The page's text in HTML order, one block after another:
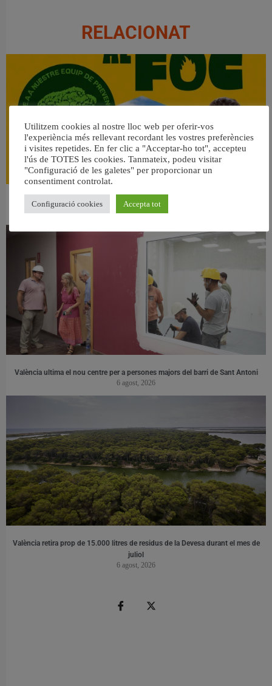
RELACIONAT
👀 Una mirada atenta puede marcar la diferencia.
31 juliol, 2026
València ultima el nou centre per a persones majors del barri de Sant Antoni
6 agost, 2026
València retira prop de 15.000 litres de residus de la Devesa durant el mes de
juliol
6 agost, 2026
Utilitzem cookies al nostre lloc web per oferir-vos
l'experiència més rellevant recordant les vostres preferències
i visites repetides. En fer clic a "Acceptar-ho tot", accepteu
l'ús de TOTES les cookies. Tanmateix, podeu visitar
"Configuració de les galetes" per proporcionar un
consentiment controlat.
Configuració cookies Accepta tot